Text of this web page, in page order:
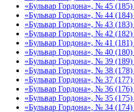
«Бульвар Гордона», № 45 (185)
«Бульвар Гордона», № 44 (184)
«Бульвар Гордона», № 43 (183)
«Бульвар Гордона», № 42 (182)
«Бульвар Гордона», № 41 (181)
«Бульвар Гордона», № 40 (180)
«Бульвар Гордона», № 39 (189)
«Бульвар Гордона», № 38 (178)
«Бульвар Гордона», № 37 (177)
«Бульвар Гордона», № 36 (176)
«Бульвар Гордона», № 35 (175)
«Бульвар Гордона», № 34 (174)